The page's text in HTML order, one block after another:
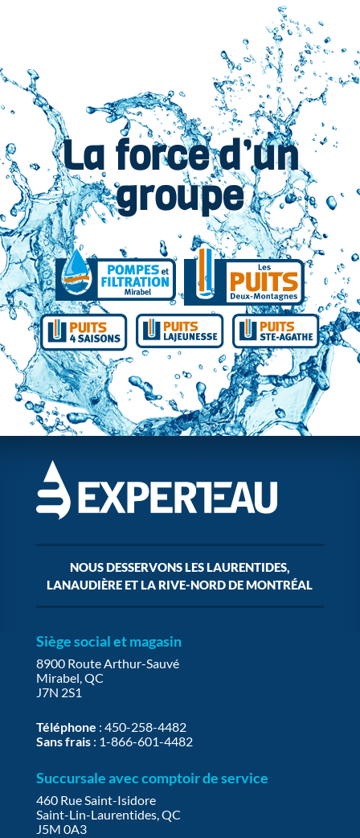
La force d’un
groupe
NOUS DESSERVONS LES LAURENTIDES,
LANAUDIÈRE ET LA RIVE-NORD DE MONTRÉAL
Siège social et magasin
8900 Route Arthur-Sauvé
Mirabel, QC
J7N 2S1
Téléphone : 450-258-4482
Sans frais: 1-866-601-4482
Succursale avec comptoir de service
460 Rue Saint-Isidore
Saint-Lin-Laurentides, QC
J5M 0A3